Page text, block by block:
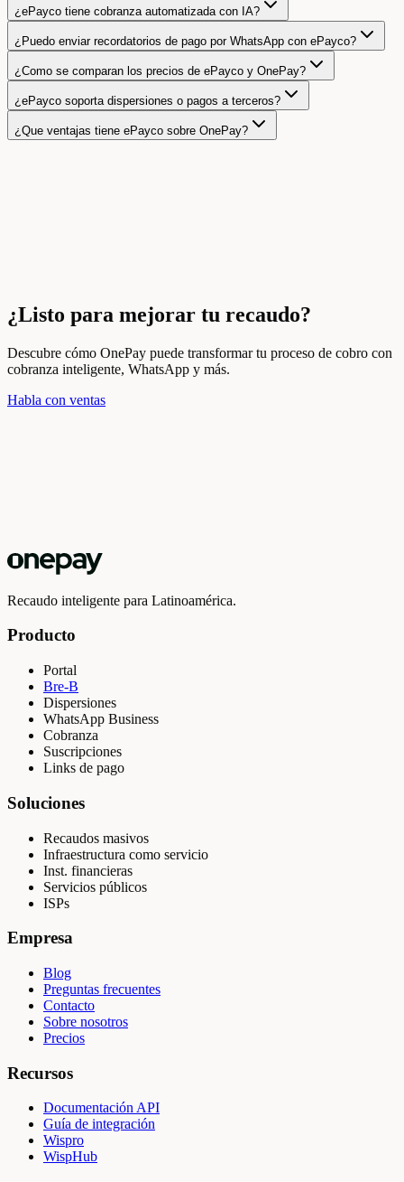
¿ePayco tiene cobranza automatizada con IA?
¿Puedo enviar recordatorios de pago por WhatsApp con ePayco?
¿Como se comparan los precios de ePayco y OnePay?
¿ePayco soporta dispersiones o pagos a terceros?
¿Que ventajas tiene ePayco sobre OnePay?
¿Listo para mejorar tu recaudo?
Descubre cómo OnePay puede transformar tu proceso de cobro con
cobranza inteligente, WhatsApp y más.
Habla con ventas
Recaudo inteligente para Latinoamérica.
Producto
Portal
Bre-B
Dispersiones
WhatsApp Business
Cobranza
Suscripciones
Links de pago
Soluciones
Recaudos masivos
Infraestructura como servicio
Inst. financieras
Servicios públicos
ISPs
Empresa
Blog
Preguntas frecuentes
Contacto
Sobre nosotros
Precios
Recursos
Documentación API
Guía de integración
Wispro
WispHub